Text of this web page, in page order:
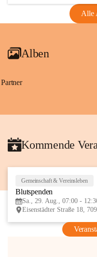
Alle
Alben
Partner
Kommende
Gemeinschaft & Vereinsleben
Blutspenden
Sa., 29. Aug., 07:00 -